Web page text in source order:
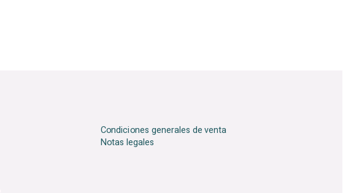
Condiciones generales de venta
Notas legales